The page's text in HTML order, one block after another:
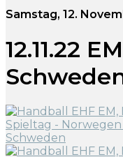
Samstag, 12.
12.11.22